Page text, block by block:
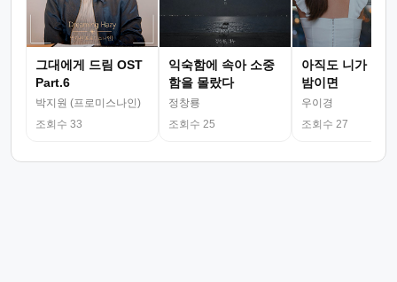
그대에게 드림 OST
Part.6
박지원 (프로미스나인)
조회수 33
익숙함에 속아 소중
함을 몰랐다
정창룡
조회수 25
아직도 니가 그
밤이면
우이경
조회수 27